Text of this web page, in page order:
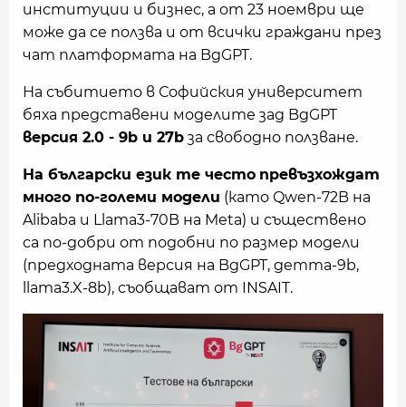
институции и бизнес, а от 23 ноември ще
може да се ползва и от всички граждани през
чат платформата на BgGPT.
На събитието в Софийския университет
бяха представени моделите зад BgGPT
версия 2.0 - 9b и 27b за свободно ползване.
На български език те често превъзхождат
много по-големи модели (като Qwen-72B на
Alibaba и Llama3-70B на Meta) и съществено
са по-добри от подобни по размер модели
(предходната версия на BgGPT, gemma-9b,
llama3.X-8b), съобщават от INSAIT.